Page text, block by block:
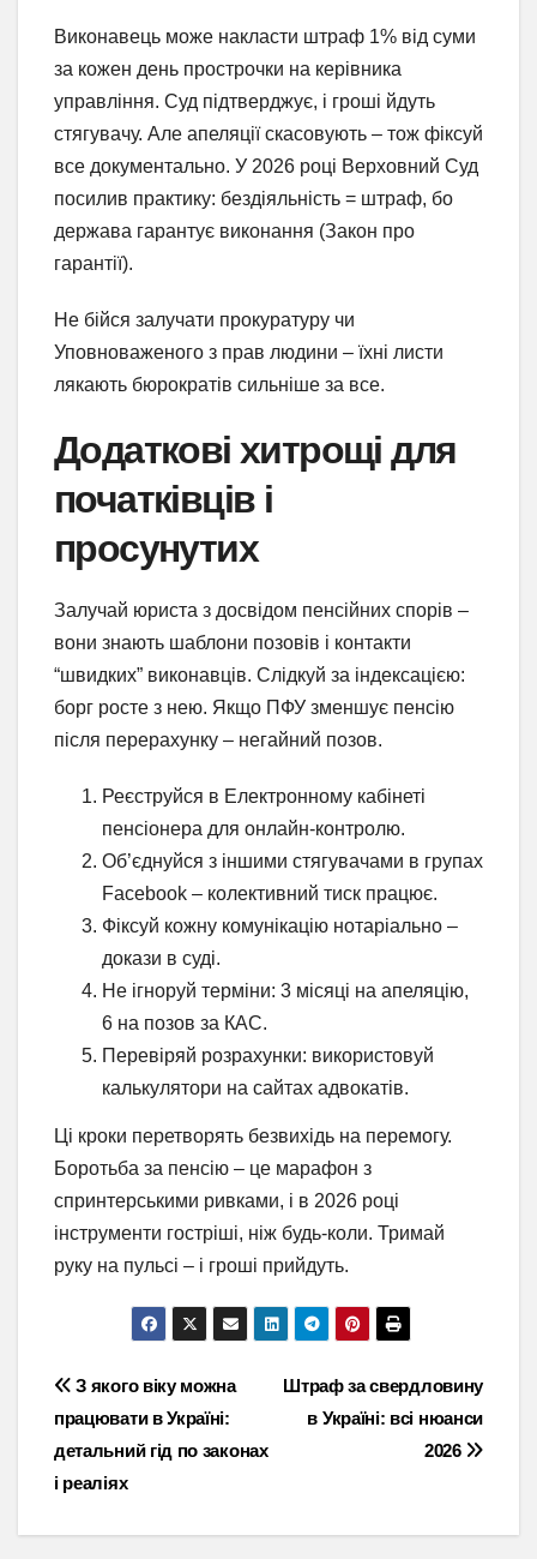
Виконавець може накласти штраф 1% від суми
за кожен день прострочки на керівника
управління. Суд підтверджує, і гроші йдуть
стягувачу. Але апеляції скасовують – тож фіксуй
все документально. У 2026 році Верховний Суд
посилив практику: бездіяльність = штраф, бо
держава гарантує виконання (Закон про
гарантії).
Не бійся залучати прокуратуру чи
Уповноваженого з прав людини – їхні листи
лякають бюрократів сильніше за все.
Додаткові хитрощі для
початківців і
просунутих
Залучай юриста з досвідом пенсійних спорів –
вони знають шаблони позовів і контакти
“швидких” виконавців. Слідкуй за індексацією:
борг росте з нею. Якщо ПФУ зменшує пенсію
після перерахунку – негайний позов.
Реєструйся в Електронному кабінеті
пенсіонера для онлайн-контролю.
Об’єднуйся з іншими стягувачами в групах
Facebook – колективний тиск працює.
Фіксуй кожну комунікацію нотаріально –
докази в суді.
Не ігноруй терміни: 3 місяці на апеляцію,
6 на позов за КАС.
Перевіряй розрахунки: використовуй
калькулятори на сайтах адвокатів.
Ці кроки перетворять безвихідь на перемогу.
Боротьба за пенсію – це марафон з
спринтерськими ривками, і в 2026 році
інструменти гостріші, ніж будь-коли. Тримай
руку на пульсі – і гроші прийдуть.
Навігація
записів
Штраф за свердловину
в Україні: всі нюанси
2026
З якого віку можна
працювати в Україні:
детальний гід по законах
і реаліях